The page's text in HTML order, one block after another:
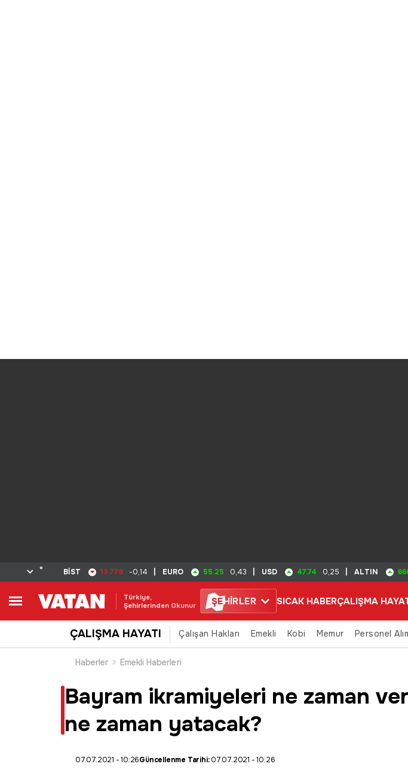
° BİST 13.779 -0,14 EURO 55.25 0,43 USD 47.74 0,25 ALTIN
Türkiye,
Şehirlerinden Okunur
ŞEHİRLER SICAK HABERÇALIŞMA
ÇALIŞMA HAYATI Çalışan Hakları Emekli Kobi Memur Personel
Haberler Emekli Haberleri
Bayram ikramiyeleri ne zaman
ne zaman yatacak?
07.07.2021 - 10:26Güncellenme Tarihi:07.07.2021 - 10:26